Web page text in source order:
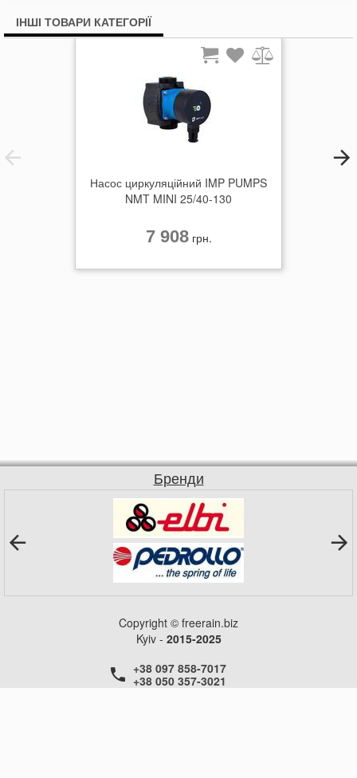
Конструкція корпусу: одинарна
Вага нетто: 1.73 кг
Тип рідини: Water VDI 2035, glycol 40%
ІНШІ ТОВАРИ КАТЕГОРІЇ
Насос циркуляційний IMP PUMPS
NMT MINI 25/40-130
7 908грн.
Бренди
Copyright © freerain.biz
Kyiv - 2015-2025
+38 097 858-7017
+38 050 357-3021